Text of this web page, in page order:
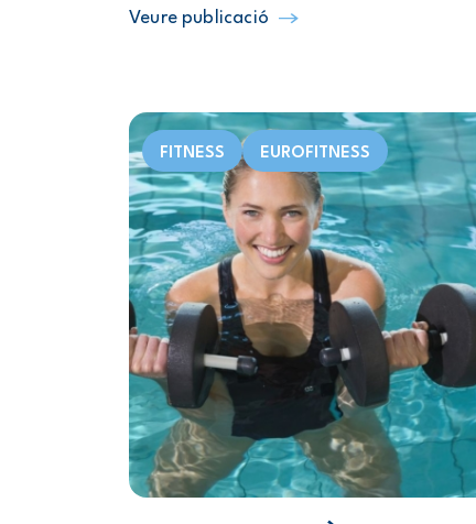
Veure publicació
FITNESS EUROFITNESS